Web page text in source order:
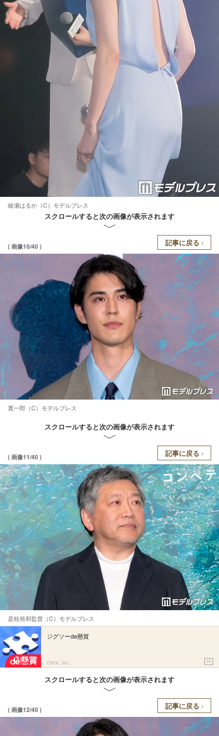
綾瀬はるか（C）モデルプレス
スクロールすると次の画像が表示されます
( 画像10/40 ) 記事に戻る
寛一郎（C）モデルプレス
スクロールすると次の画像が表示されます
( 画像11/40 ) 記事に戻る
是枝裕和監督（C）モデルプレス
ジグソーde懸賞
Ohte, Inc. PR
スクロールすると次の画像が表示されます
( 画像12/40 ) 記事に戻る